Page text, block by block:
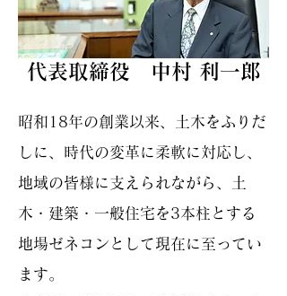
代表取締役 中村 利一郎
昭和18年の創業以来、土木をふりだ
しに、時代の変革に柔軟に対応し、
地域の皆様に支えられながら、土
木・建築・一般住宅を3本柱とする
地場ゼネコンとして現在に至ってい
ます。